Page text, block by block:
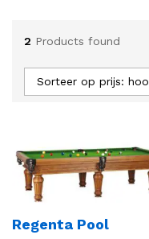
2 Products found
Sorteer op prijs:
Regenta Pool